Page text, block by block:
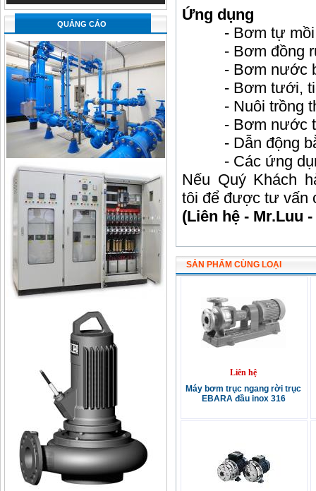
QUẢNG CÁO
Ứng dụng
- Bơm tự mồi
- Bơm đồng
- Bơm nước
- Bơm tưới,
- Nuôi trồng
- Bơm nước
- Dẫn động
- Các ứng dụng
Nếu Quý Khách
tôi để được tư vấn
(Liên hệ - Mr.Luu -
SẢN PHẨM CÙNG LOẠI
Liên hệ
Máy bơm trục ngang rời trục
EBARA đầu inox 316